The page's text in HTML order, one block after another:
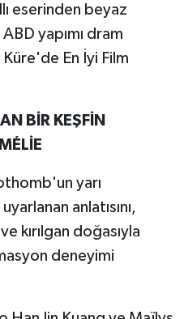
eserinden beyaz
yapımı dram
En İyi Film
BİR KEŞFİN
yarı
anlatısını,
kırılgan doğasıyla
deneyimi